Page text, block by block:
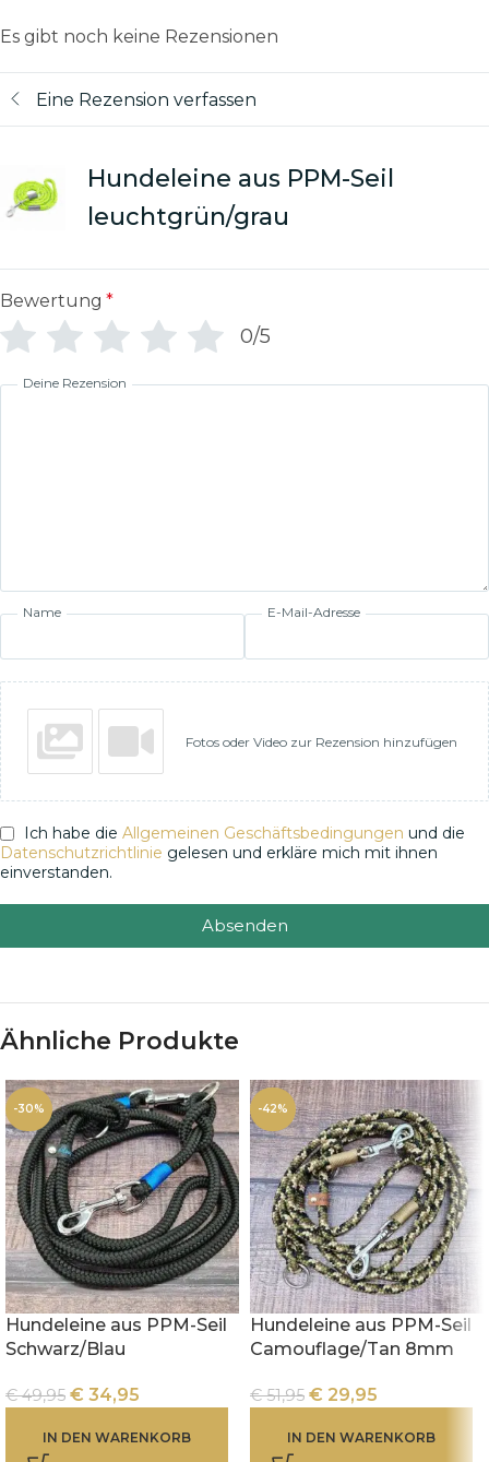
Es gibt noch keine Rezensionen
Eine Rezension verfassen
Hundeleine aus PPM-Seil
leuchtgrün/grau
Bewertung *
0/5
Deine Rezension
Name E-Mail-Adresse
Fotos oder Video zur Rezension hinzufügen
Ich habe die Allgemeinen Geschäftsbedingungen und die
Datenschutzrichtlinie gelesen und erkläre mich mit ihnen
einverstanden.
Absenden
Ähnliche Produkte
-30%
Hundeleine aus PPM-Seil
Schwarz/Blau
€49,95 € 34,95
IN DEN WARENKORB
-42%
Hundeleine aus PPM-Seil
Camouflage/Tan 8mm
€51,95 € 29,95
IN DEN WARENKORB